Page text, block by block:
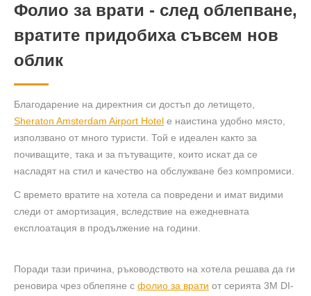
Фолио за врати - след облепване,
вратите придобиха съвсем нов
облик
Благодарение на директния си достъп до летището,
Sheraton Amsterdam Airport Hotel е наистина удобно място,
използвано от много туристи. Той е идеален както за
почиващите, така и за пътуващите, които искат да се
насладят на стил и качество на обслужване без компромиси.
С времето вратите на хотела са повредени и имат видими
следи от амортизация, вследствие на ежедневната
експлоатация в продължение на години.
Поради тази причина, ръководството на хотела решава да ги
реновира чрез облепяне с фолио за врати от серията 3M DI-